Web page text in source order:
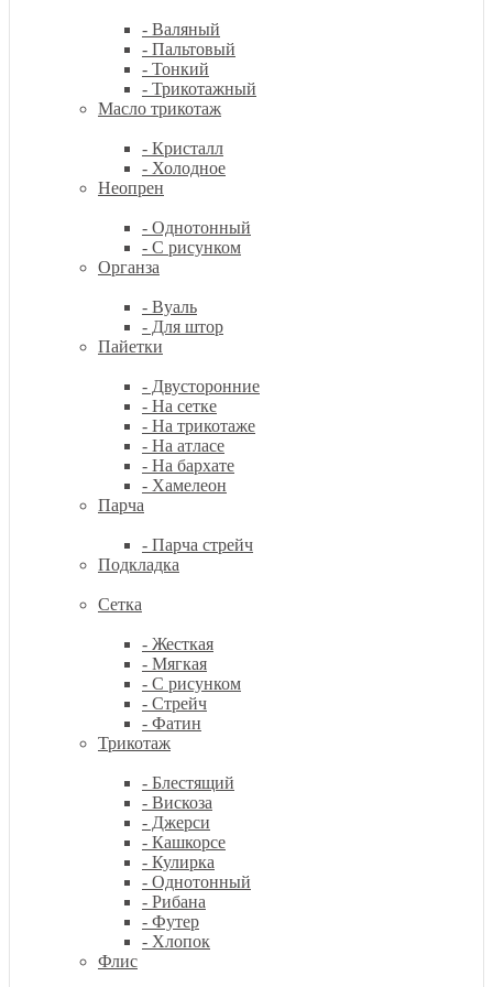
- Валяный
- Пальтовый
- Тонкий
- Трикотажный
Масло трикотаж
- Кристалл
- Холодное
Неопрен
- Однотонный
- С рисунком
Органза
- Вуаль
- Для штор
Пайетки
- Двусторонние
- На сетке
- На трикотаже
- На атласе
- На бархате
- Хамелеон
Парча
- Парча стрейч
Подкладка
Сетка
- Жесткая
- Мягкая
- С рисунком
- Стрейч
- Фатин
Трикотаж
- Блестящий
- Вискоза
- Джерси
- Кашкорсе
- Кулирка
- Однотонный
- Рибана
- Футер
- Хлопок
Флис